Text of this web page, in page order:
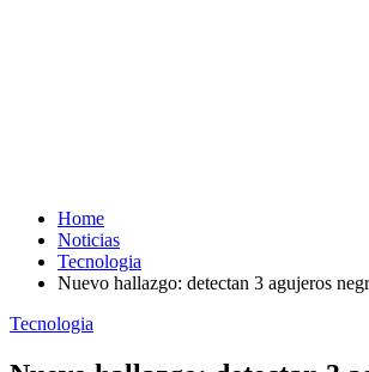
Home
Noticias
Tecnologia
Nuevo hallazgo: detectan 3 agujeros
Tecnologia